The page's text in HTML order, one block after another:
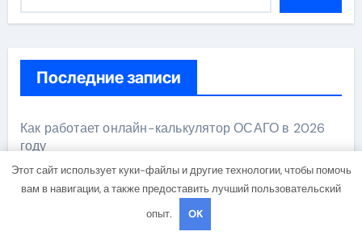
Последние записи
Как работает онлайн-калькулятор ОСАГО в 2026
году
Обзор функциональных возможностей ремонтной
Этот сайт использует куки-файлы и другие технологии, чтобы помочь
вам в навигации, а также предоставить лучший пользовательский
опыт.
OK